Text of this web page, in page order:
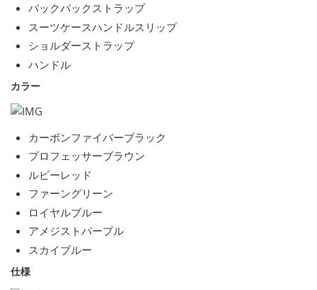
バックパックストラップ
スーツケースハンドルスリップ
ショルダーストラップ
ハンドル
カラー
カーボンファイバーブラック
プロフェッサーブラウン
ルビーレッド
ファーングリーン
ロイヤルブルー
アメジストパープル
スカイブルー
仕様